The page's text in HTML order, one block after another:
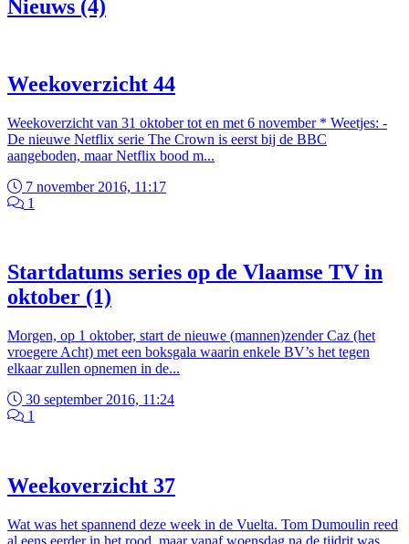
Nieuws (4)
Weekoverzicht 44
Weekoverzicht van 31 oktober tot en met 6 november * Weetjes: -
De nieuwe Netflix serie The Crown is eerst bij de BBC
aangeboden, maar Netflix bood m...
7 november 2016, 11:17
1
Startdatums series op de Vlaamse TV in
oktober (1)
Morgen, op 1 oktober, start de nieuwe (mannen)zender Caz (het
vroegere Acht) met een boksgala waarin enkele BV’s het tegen
elkaar zullen opnemen in de...
30 september 2016, 11:24
1
Weekoverzicht 37
Wat was het spannend deze week in de Vuelta. Tom Dumoulin reed